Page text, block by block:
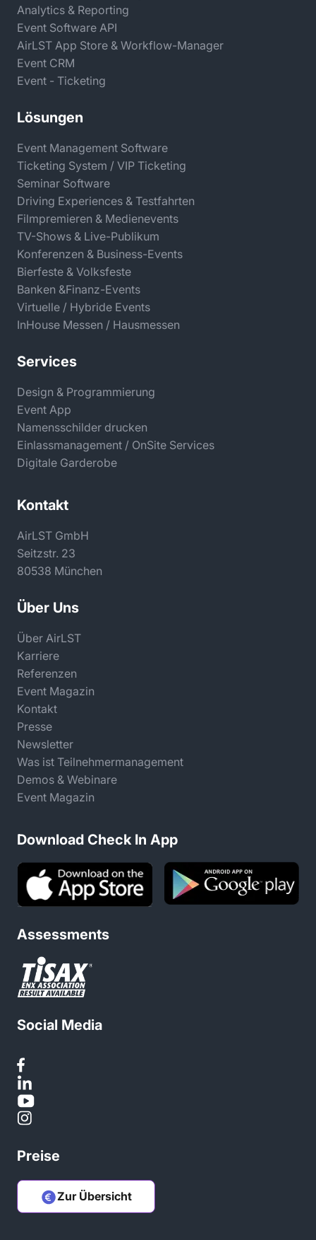
Analytics & Reporting
Event Software API
AirLST App Store & Workflow-Manager
Event CRM
Event - Ticketing
Lösungen
Event Management Software
Ticketing System / VIP Ticketing
Seminar Software
Driving Experiences & Testfahrten
Filmpremieren & Medienevents
TV-Shows & Live-Publikum
Konferenzen & Business-Events
Bierfeste & Volksfeste
Banken &Finanz-Events
Virtuelle / Hybride Events
InHouse Messen / Hausmessen
Services
Design & Programmierung
Event App
Namensschilder drucken
Einlassmanagement / OnSite Services
Digitale Garderobe
Kontakt
AirLST GmbH
Seitzstr. 23
80538 München
Über Uns
Über AirLST
Karriere
Referenzen
Event Magazin
Kontakt
Presse
Newsletter
Was ist Teilnehmermanagement
Demos & Webinare
Event Magazin
Download Check In App
Assessments
Social Media
Preise
Zur Übersicht